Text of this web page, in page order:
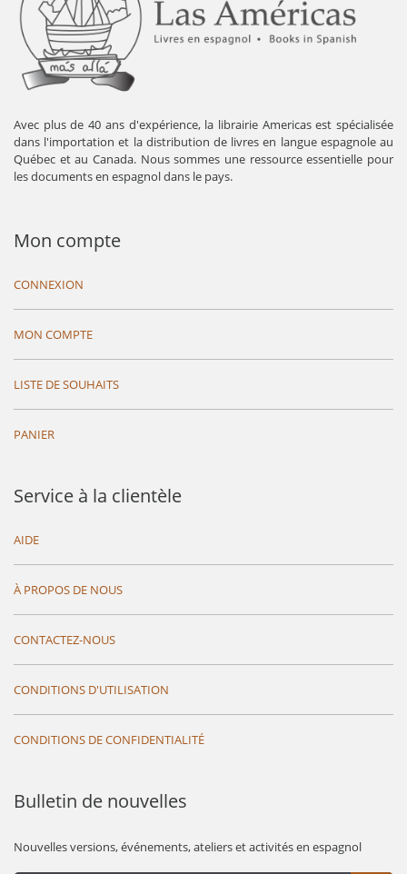
Avec plus de 40 ans d'expérience, la librairie Americas est spécialisée
dans l'importation et la distribution de livres en langue espagnole au
Québec et au Canada. Nous sommes une ressource essentielle pour
les documents en espagnol dans le pays.
Mon compte
CONNEXION
MON COMPTE
LISTE DE SOUHAITS
PANIER
Service à la clientèle
AIDE
À PROPOS DE NOUS
CONTACTEZ-NOUS
CONDITIONS D'UTILISATION
CONDITIONS DE CONFIDENTIALITÉ
Bulletin de nouvelles
Nouvelles versions, événements, ateliers et activités en espagnol